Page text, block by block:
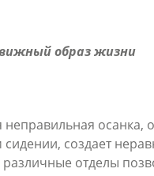
образ жизни
неправильная осанка,
сидении, создает
различные отделы